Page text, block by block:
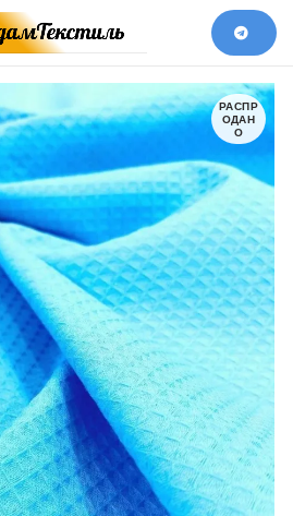
РАСПР
ОДАН
О